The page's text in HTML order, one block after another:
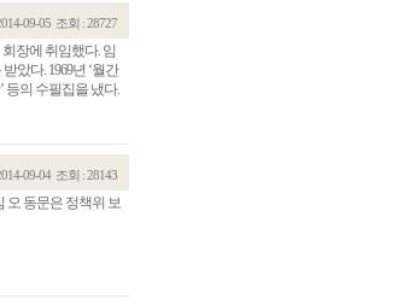
공지사항
연락처 수정
동국의료원 혜택
09-05 조회 : 28727
장에 취임했다. 임
았다. 1969년 ‘월간
등의 수필집을 냈다.
09-04 조회 : 28143
오 동문은 정책위 보